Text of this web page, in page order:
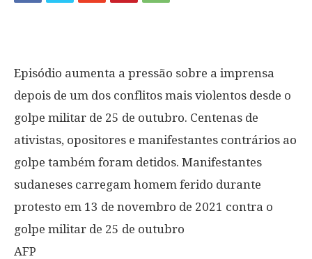
Episódio aumenta a pressão sobre a imprensa
depois de um dos conflitos mais violentos desde o
golpe militar de 25 de outubro. Centenas de
ativistas, opositores e manifestantes contrários ao
golpe também foram detidos. Manifestantes
sudaneses carregam homem ferido durante
protesto em 13 de novembro de 2021 contra o
golpe militar de 25 de outubro
AFP